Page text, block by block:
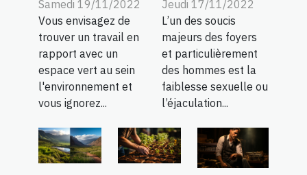
Samedi 19/11/2022
Vous envisagez de
trouver un travail en
rapport avec un
espace vert au sein
l'environnement et
vous ignorez...
Jeudi 17/11/2022
L’un des soucis
majeurs des foyers
et particulièrement
des hommes est la
faiblesse sexuelle ou
l’éjaculation...